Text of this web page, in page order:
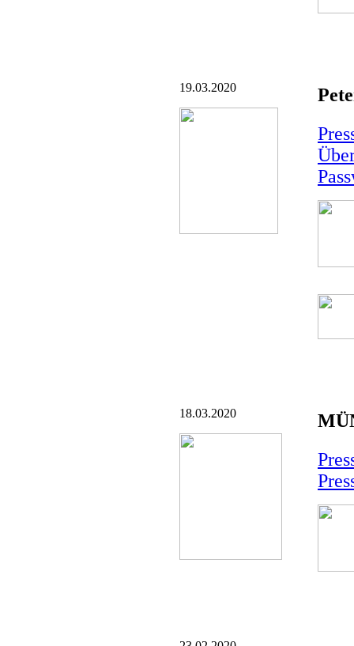
19.03.2020
18.03.2020